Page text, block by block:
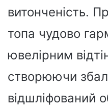
витонченість.
топа чудово
ювелірним
створюючи
відшліфований